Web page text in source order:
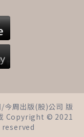
肺！白雁教這
步消除肩頸腰
今周出版(股)公司 版
Copyright © 2021